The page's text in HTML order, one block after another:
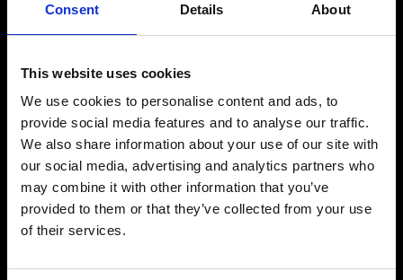
Consent Details About
This website uses cookies
We use cookies to personalise content and ads, to
provide social media features and to analyse our traffic.
We also share information about your use of our site with
our social media, advertising and analytics partners who
may combine it with other information that you’ve
provided to them or that they’ve collected from your use
of their services.